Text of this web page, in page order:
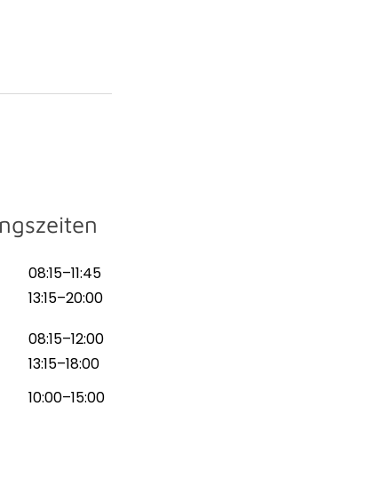
08:15–11:45
13:15–20:00
08:15–12:00
13:15–18:00
10:00–15:00